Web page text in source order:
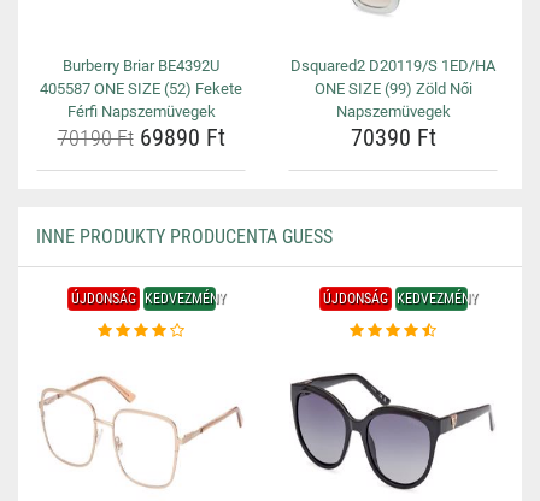
Burberry Briar BE4392U
405587 ONE SIZE (52) Fekete
Férfi Napszemüvegek
70190 Ft69890 Ft
Dsquared2 D20119/S 1ED/HA
ONE SIZE (99) Zöld Női
Napszemüvegek
70390 Ft
INNE PRODUKTY PRODUCENTA GUESS
ÚJDONSÁG KEDVEZMÉNY ÚJDONSÁG KEDVEZMÉNY